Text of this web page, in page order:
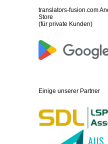
translators-fusion.com
Store
(für private Kunden)
Einige unserer Partner